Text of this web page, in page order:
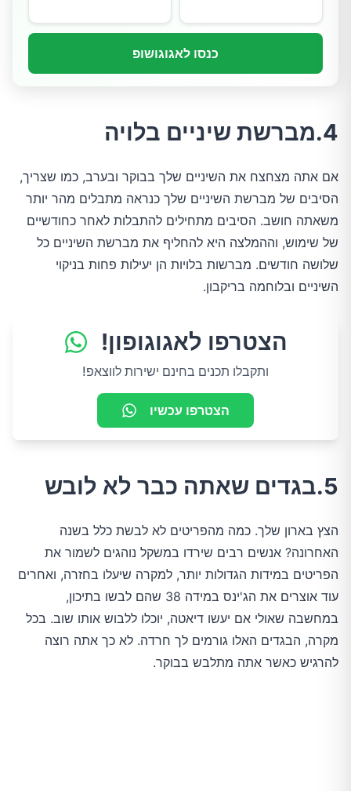
כנסו לאגוגושופ
4.מברשת שיניים בלויה
אם אתה מצחצח את השיניים שלך בבוקר ובערב, כמו שצריך,
הסיבים של מברשת השיניים שלך כנראה מתבלים מהר יותר
משאתה חושב. הסיבים מתחילים להתבלות לאחר כחודשיים
של שימוש, וההמלצה היא להחליף את מברשת השיניים כל
שלושה חודשים. מברשות בלויות הן יעילות פחות בניקוי
השיניים ובלוחמה בריקבון.
הצטרפו לאגוגופון!
ותקבלו תכנים בחינם ישירות לווצאפ!
הצטרפו עכשיו
5.בגדים שאתה כבר לא לובש
הצץ בארון שלך. כמה מהפריטים לא לבשת כלל בשנה
האחרונה? אנשים רבים שירדו במשקל נוהגים לשמור את
הפריטים במידות הגדולות יותר, למקרה שיעלו בחזרה, ואחרים
עוד אוצרים את הג'ינס במידה 38 שהם לבשו בתיכון,
במחשבה שאולי אם יעשו דיאטה, יוכלו ללבוש אותו שוב. בכל
מקרה, הבגדים האלו גורמים לך חרדה. לא כך אתה רוצה
להרגיש כאשר אתה מתלבש בבוקר.